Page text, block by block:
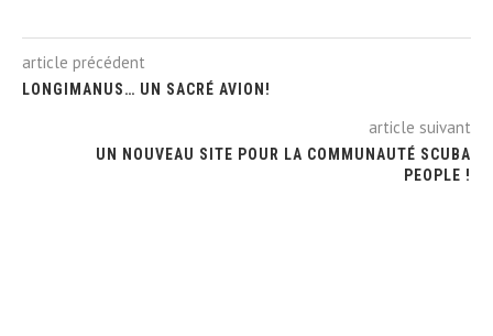
article précédent
LONGIMANUS… UN SACRÉ AVION!
article suivant
UN NOUVEAU SITE POUR LA COMMUNAUTÉ SCUBA
PEOPLE !